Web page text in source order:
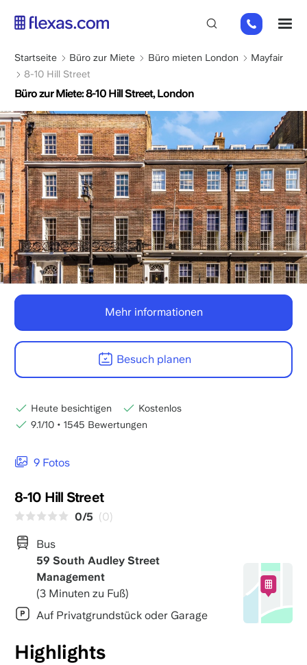
zum
+44
(0)
2045
Pfadnavigation
Startseite Büro zur Miete Büro mieten London
Mayfair
8-10 Hill Street
Büro zur Miete: 8-10 Hill Street, London
9 Fotos
8-10 Hill Street
0/5 (0)
Bus
59 South Audley Street
Management
(3 Minuten zu Fuß)
Auf Privatgrundstück oder Garage
Highlights
Mehr informationen
Besuch planen
Heute besichtigen
Kostenlos
9.1/10 • 1545 Bewertungen